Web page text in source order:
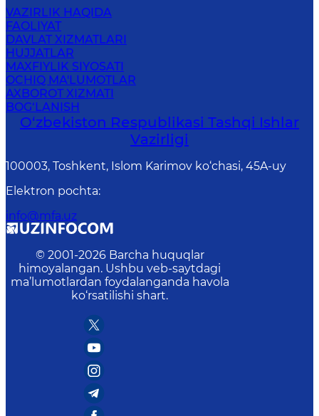
VAZIRLIK HAQIDA
FAOLIYAT
DAVLAT XIZMATLARI
HUJJATLAR
MAXFIYLIK SIYOSATI
OCHIQ MA'LUMOTLAR
AXBOROT XIZMATI
BOG‘LANISH
O‘zbеkistоn Rеspublikаsi Tashqi Ishlаr
Vаzirligi
100003, Toshkent, Islom Karimov ko‘chasi, 45A-uy
Elektron pochta:
info@mfa.uz
© 2001-2026 Barcha huquqlar
himoyalangan. Ushbu veb-saytdagi
ma’lumotlardan foydalanganda havola
ko‘rsatilishi shart.